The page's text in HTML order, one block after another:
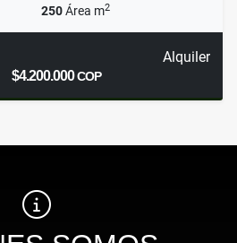
250Área m2
Alquiler
$4.200.000COP